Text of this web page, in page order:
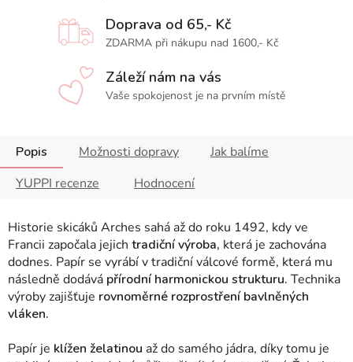
Doprava od 65,- Kč
ZDARMA při nákupu nad 1600,- Kč
Záleží nám na vás
Vaše spokojenost je na prvním místě
Popis Možnosti dopravy
Jak balíme
YUPPI recenze
Hodnocení
Historie skicáků Arches sahá až do roku 1492, kdy ve
Francii započala jejich tradiční výroba, která je zachována
dodnes. Papír se vyrábí v tradiční válcové formě, která mu
následně dodává přírodní harmonickou strukturu. Technika
výroby zajišťuje rovnoměrné rozprostření bavlněných
vláken.
Papír je klížen želatinou až do samého jádra, díky tomu je